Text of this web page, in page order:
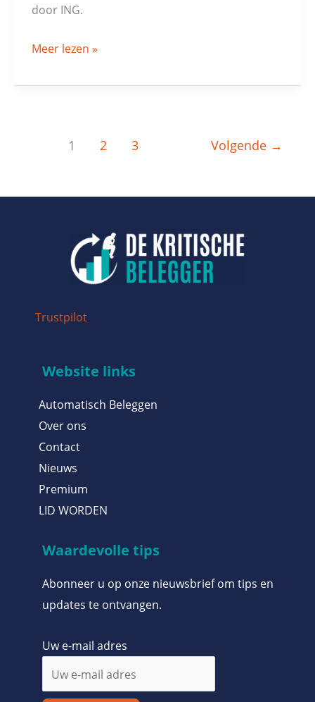
door ING.
Meer lezen »
1 2 3 Volgende →
Trustpilot
Website links
Automatisch Beleggen
Over ons
Contact
Nieuws
Premium
LID WORDEN
Waardevolle tips
Abonneer u op onze nieuwsbrief om tips en
updates te ontvangen.
Uw e-mail adres